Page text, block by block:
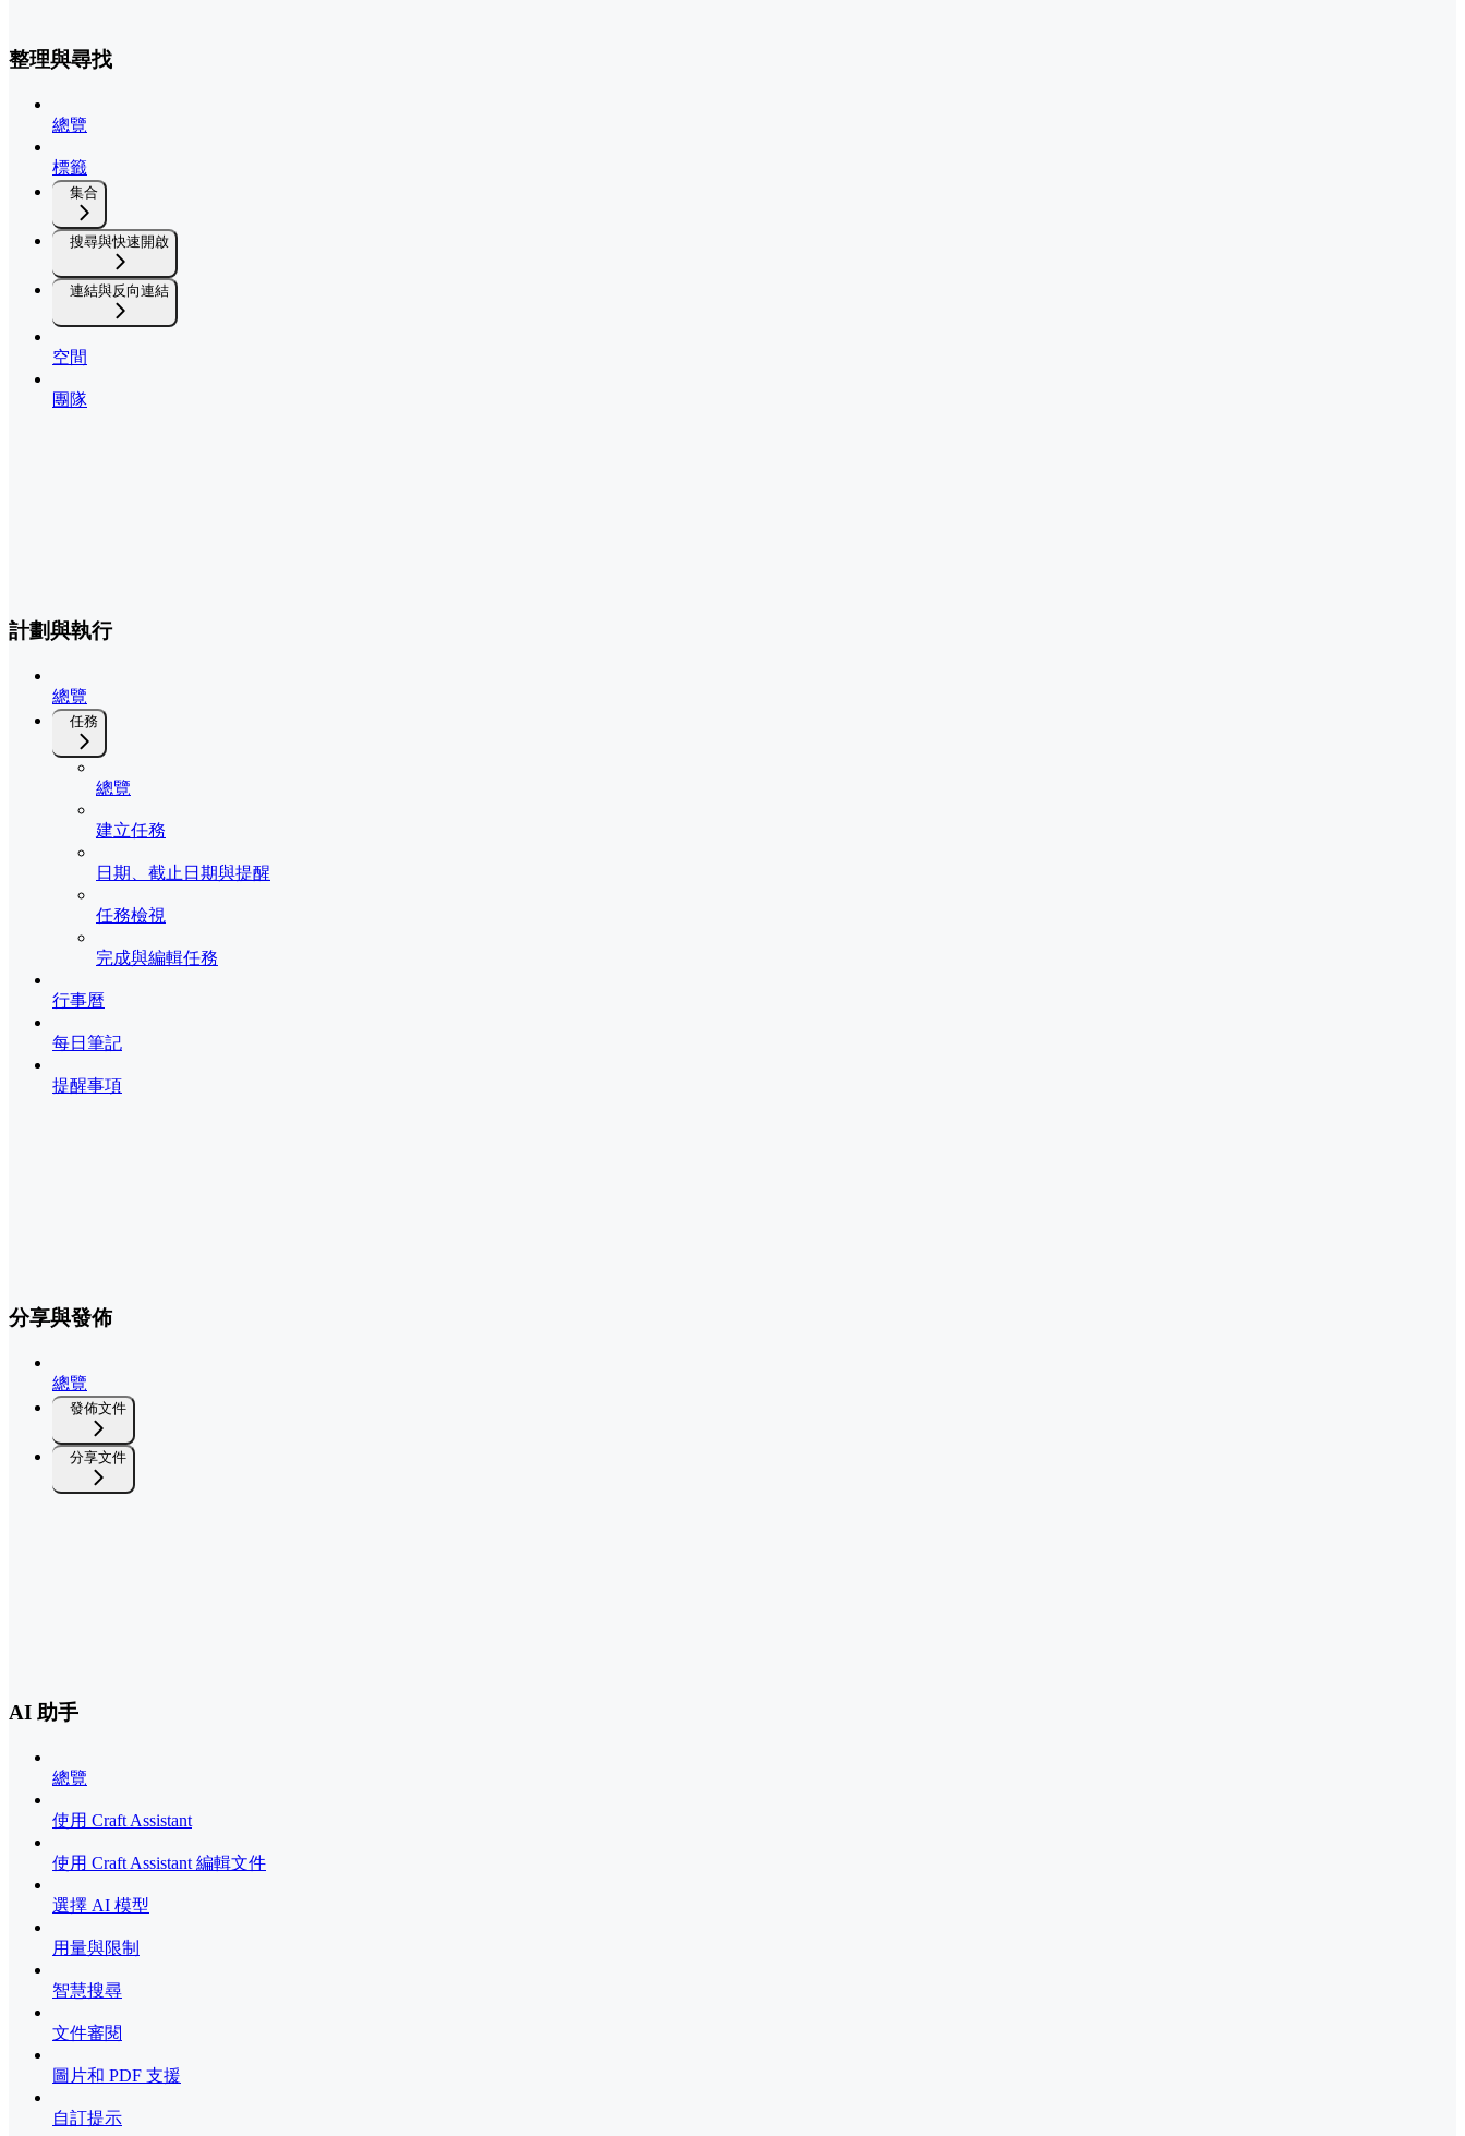
整理與尋找
總覽
標籤
集合
搜尋與快速開啟
連結與反向連結
空間
團隊
計劃與執行
總覽
任務
總覽
建立任務
日期、截止日期與提醒
任務檢視
完成與編輯任務
行事曆
每日筆記
提醒事項
分享與發佈
總覽
發佈文件
分享文件
AI 助手
總覽
使用 Craft Assistant
使用 Craft Assistant 編輯文件
選擇 AI 模型
用量與限制
智慧搜尋
文件審閱
圖片和 PDF 支援
自訂提示